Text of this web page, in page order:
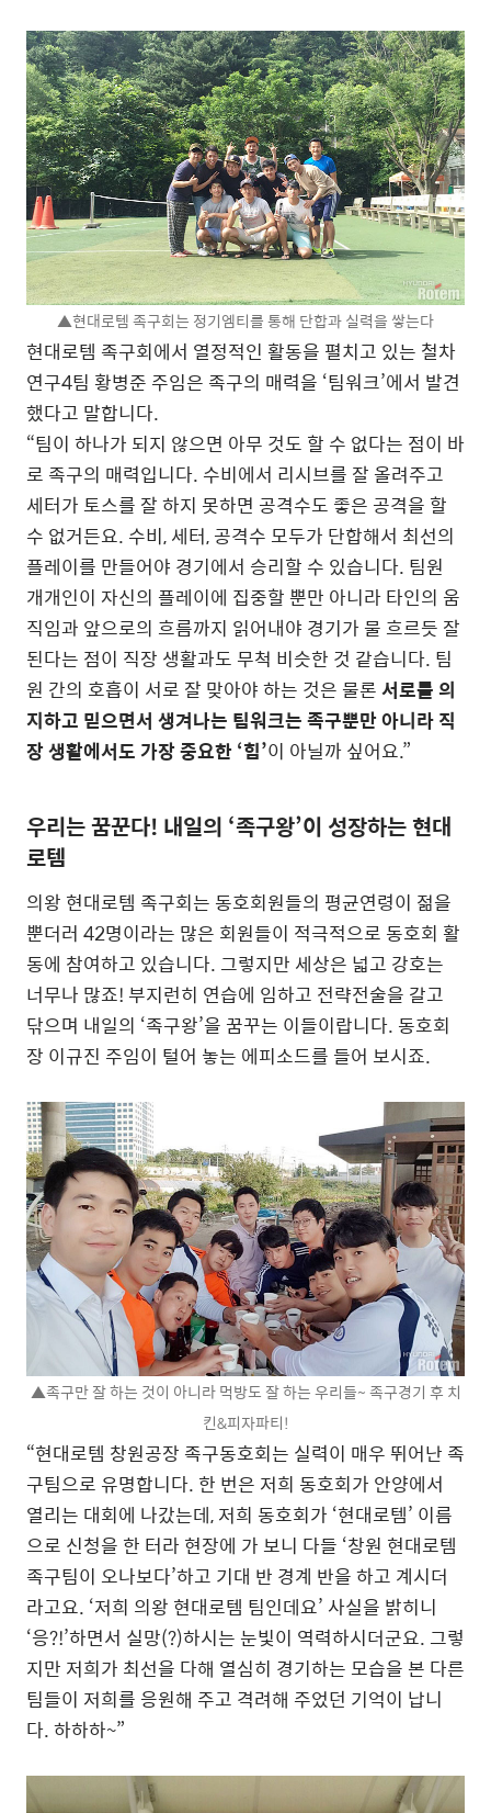
▲현대로템 족구회는 정기엠티를 통해 단합과 실력을 쌓는다
현대로템 족구회에서 열정적인 활동을 펼치고 있는 철차
연구4팀 황병준 주임은 족구의 매력을 ‘팀워크’에서 발견
했다고 말합니다.
“팀이 하나가 되지 않으면 아무 것도 할 수 없다는 점이 바
로 족구의 매력입니다. 수비에서 리시브를 잘 올려주고
세터가 토스를 잘 하지 못하면 공격수도 좋은 공격을 할
수 없거든요. 수비, 세터, 공격수 모두가 단합해서 최선의
플레이를 만들어야 경기에서 승리할 수 있습니다. 팀원
개개인이 자신의 플레이에 집중할 뿐만 아니라 타인의 움
직임과 앞으로의 흐름까지 읽어내야 경기가 물 흐르듯 잘
된다는 점이 직장 생활과도 무척 비슷한 것 같습니다. 팀
원 간의 호흡이 서로 잘 맞아야 하는 것은 물론서로를 의
지하고 믿으면서 생겨나는 팀워크는 족구뿐만 아니라 직
장 생활에서도 가장 중요한 ‘힘’이 아닐까 싶어요.”
우리는 꿈꾼다! 내일의 ‘족구왕’이 성장하는 현대
로템
의왕 현대로템 족구회는 동호회원들의 평균연령이 젊을
뿐더러 42명이라는 많은 회원들이 적극적으로 동호회 활
동에 참여하고 있습니다. 그렇지만 세상은 넓고 강호는
너무나 많죠! 부지런히 연습에 임하고 전략전술을 갈고
닦으며 내일의 ‘족구왕’을 꿈꾸는 이들이랍니다. 동호회
장 이규진 주임이 털어 놓는 에피소드를 들어 보시죠.
▲족구만 잘 하는 것이 아니라 먹방도 잘 하는 우리들~ 족구경기 후 치
킨&피자파티!
“현대로템 창원공장 족구동호회는 실력이 매우 뛰어난 족
구팀으로 유명합니다. 한 번은 저희 동호회가 안양에서
열리는 대회에 나갔는데, 저희 동호회가 ‘현대로템’ 이름
으로 신청을 한 터라 현장에 가 보니 다들 ‘창원 현대로템
족구팀이 오나보다’하고 기대 반 경계 반을 하고 계시더
라고요. ‘저희 의왕 현대로템 팀인데요’ 사실을 밝히니
‘응?!’하면서 실망(?)하시는 눈빛이 역력하시더군요. 그렇
지만 저희가 최선을 다해 열심히 경기하는 모습을 본 다른
팀들이 저희를 응원해 주고 격려해 주었던 기억이 납니
다. 하하하~”